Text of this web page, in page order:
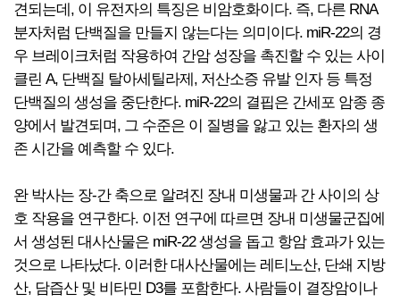
견되는데, 이 유전자의 특징은 비암호화이다. 즉, 다른 RNA
분자처럼 단백질을 만들지 않는다는 의미이다. miR-22의 경
우 브레이크처럼 작용하여 간암 성장을 촉진할 수 있는 사이
클린 A, 단백질 탈아세틸라제, 저산소증 유발 인자 등 특정
단백질의 생성을 중단한다. miR-22의 결핍은 간세포 암종 종
양에서 발견되며, 그 수준은 이 질병을 앓고 있는 환자의 생
존 시간을 예측할 수 있다.
완 박사는 장-간 축으로 알려진 장내 미생물과 간 사이의 상
호 작용을 연구한다. 이전 연구에 따르면 장내 미생물군집에
서 생성된 대사산물은 miR-22 생성을 돕고 항암 효과가 있는
것으로 나타났다. 이러한 대사산물에는 레티노산, 단쇄 지방
산, 담즙산 및 비타민 D3를 포함한다. 사람들이 결장암이나